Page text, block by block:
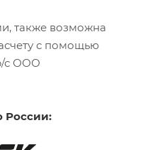
также возможна
с помощью
с ООО
России: